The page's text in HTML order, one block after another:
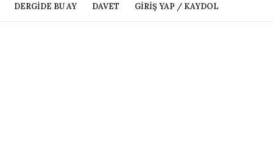
DERGIDE BU AY DAVET GIRIŞ YAP / KAYDOL